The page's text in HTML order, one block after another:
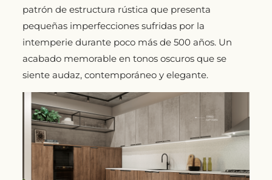
patrón de estructura rústica que presenta
pequeñas imperfecciones sufridas por la
intemperie durante poco más de 500 años. Un
acabado memorable en tonos oscuros que se
siente audaz, contemporáneo y elegante.